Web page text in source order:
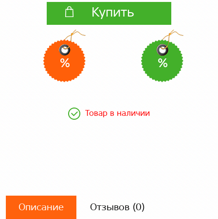
Купить
% %
Товар в наличии
Описание Отзывов (0)